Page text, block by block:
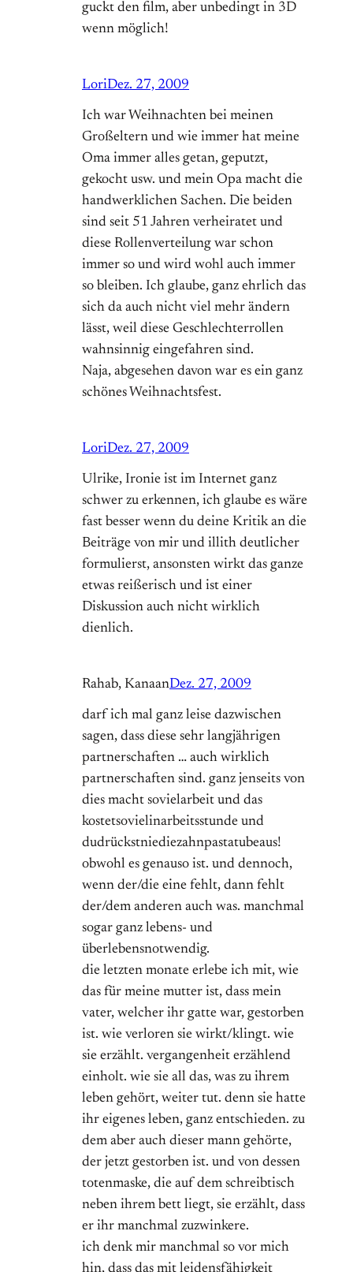
guckt den film, aber unbedingt in 3D
wenn möglich!
LoriDez. 27, 2009
Ich war Weihnachten bei meinen
Großeltern und wie immer hat meine
Oma immer alles getan, geputzt,
gekocht usw. und mein Opa macht die
handwerklichen Sachen. Die beiden
sind seit 51 Jahren verheiratet und
diese Rollenverteilung war schon
immer so und wird wohl auch immer
so bleiben. Ich glaube, ganz ehrlich das
sich da auch nicht viel mehr ändern
lässt, weil diese Geschlechterrollen
wahnsinnig eingefahren sind.
Naja, abgesehen davon war es ein ganz
schönes Weihnachtsfest.
LoriDez. 27, 2009
Ulrike, Ironie ist im Internet ganz
schwer zu erkennen, ich glaube es wäre
fast besser wenn du deine Kritik an die
Beiträge von mir und illith deutlicher
formulierst, ansonsten wirkt das ganze
etwas reißerisch und ist einer
Diskussion auch nicht wirklich
dienlich.
Rahab, KanaanDez. 27, 2009
darf ich mal ganz leise dazwischen
sagen, dass diese sehr langjährigen
partnerschaften … auch wirklich
partnerschaften sind. ganz jenseits von
dies macht sovielarbeit und das
kostetsovielinarbeitsstunde und
dudrückstniediezahnpastatubeaus!
obwohl es genauso ist. und dennoch,
wenn der/die eine fehlt, dann fehlt
der/dem anderen auch was. manchmal
sogar ganz lebens- und
überlebensnotwendig.
die letzten monate erlebe ich mit, wie
das für meine mutter ist, dass mein
vater, welcher ihr gatte war, gestorben
ist. wie verloren sie wirkt/klingt. wie
sie erzählt. vergangenheit erzählend
einholt. wie sie all das, was zu ihrem
leben gehört, weiter tut. denn sie hatte
ihr eigenes leben, ganz entschieden. zu
dem aber auch dieser mann gehörte,
der jetzt gestorben ist. und von dessen
totenmaske, die auf dem schreibtisch
neben ihrem bett liegt, sie erzählt, dass
er ihr manchmal zuzwinkere.
ich denk mir manchmal so vor mich
hin, dass das mit leidensfähigkeit